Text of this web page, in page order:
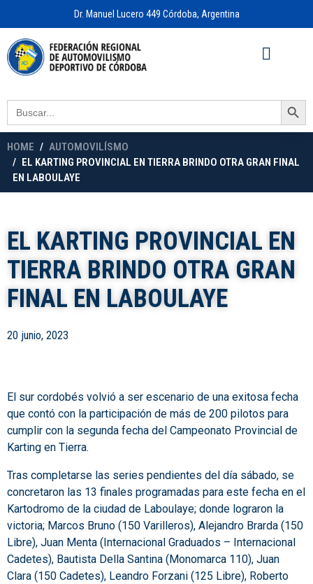
Dr. Manuel Lucero 449 Córdoba, Argentina
Search
for:
Search Button
HOME
AUTOMOVILÍSMO
EL KARTING PROVINCIAL EN TIERRA BRINDO OTRA GRAN FINAL
EN LABOULAYE
EL KARTING PROVINCIAL EN
TIERRA BRINDO OTRA GRAN
FINAL EN LABOULAYE
20 junio, 2023
El sur cordobés volvió a ser escenario de una exitosa fecha
que contó con la participación de más de 200 pilotos para
cumplir con la segunda fecha del Campeonato Provincial de
Karting en Tierra.
Tras completarse las series pendientes del día sábado, se
concretaron las 13 finales programadas para este fecha en el
Kartodromo de la ciudad de Laboulaye; donde lograron la
victoria; Marcos Bruno (150 Varilleros), Alejandro Brarda (150
Libre), Juan Menta (Internacional Graduados – Internacional
Cadetes), Bautista Della Santina (Monomarca 110), Juan
Clara (150 Cadetes), Leandro Forzani (125 Libre), Roberto